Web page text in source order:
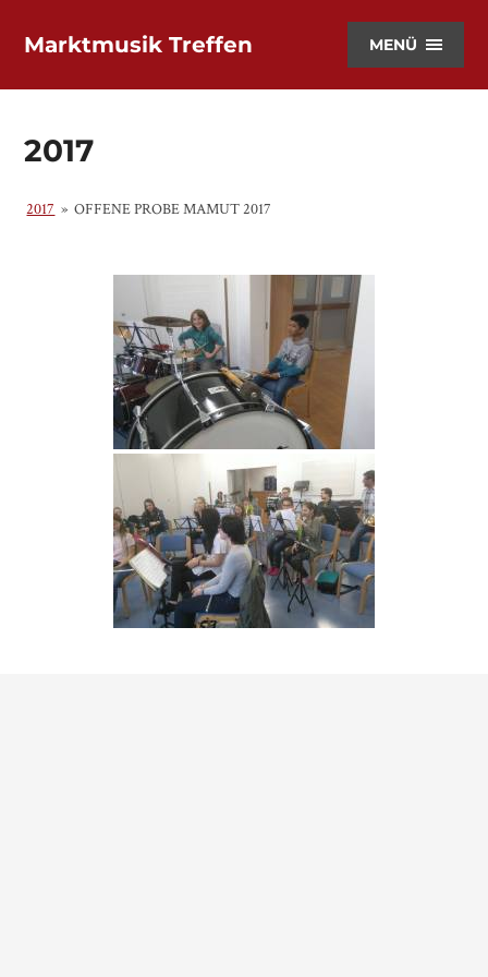
Marktmusik Treffen MENÜ
2017
2017 » OFFENE PROBE MAMUT 2017